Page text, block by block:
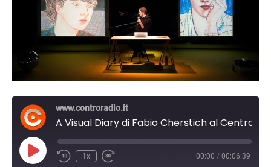
www.controradio.it
Play
Episode
1x 00:00 / 00:06:39